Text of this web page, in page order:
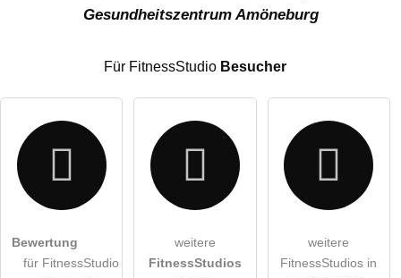
Die Datenschutzerklärunghabe ich zur Kenntnis genommen.
Gesundheitszentrum Amöneburg
Für FitnessStudio Besucher
Bewertung
für FitnessStudio
weitere
FitnessStudios
weitere
FitnessStudios in